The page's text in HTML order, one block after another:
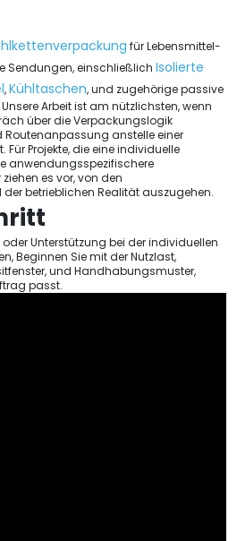
für Lebensmittel-
Sendungen, einschließlich Isolierte
,Kühltaschen, und zugehörige passive
Arbeit ist am nützlichsten, wenn
über die Verpackungslogik
Routenanpassung anstelle einer
Projekte, die eine individuelle
anwendungsspezifischere
es vor, von den
betrieblichen Realität auszugehen.
Unterstützung bei der individuellen
Beginnen Sie mit der Nutzlast,
und Handhabungsmuster,
passt.